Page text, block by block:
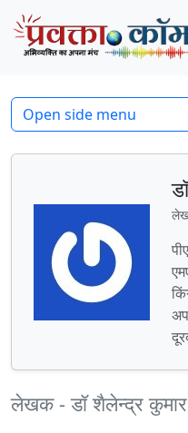
Skip to content
Skip to footer
लेखक - डॉ शैलेन्द्र
Open side menu